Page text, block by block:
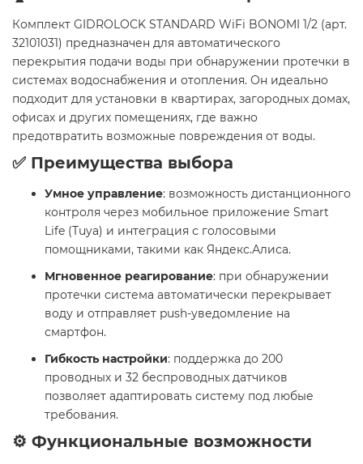
Комплект GIDROLOCK STANDARD WiFi BONOMI 1/2 (арт.
32101031) предназначен для автоматического
перекрытия подачи воды при обнаружении протечки в
системах водоснабжения и отопления. Он идеально
подходит для установки в квартирах, загородных домах,
офисах и других помещениях, где важно
предотвратить возможные повреждения от воды.
✅ Преимущества выбора
Умное управление: возможность дистанционного
контроля через мобильное приложение Smart
Life (Tuya) и интеграция с голосовыми
помощниками, такими как Яндекс.Алиса.
Мгновенное реагирование: при обнаружении
протечки система автоматически перекрывает
воду и отправляет push-уведомление на
смартфон.
Гибкость настройки: поддержка до 200
проводных и 32 беспроводных датчиков
позволяет адаптировать систему под любые
требования.
⚙️ Функциональные возможности